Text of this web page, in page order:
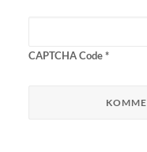
CAPTCHA Code*